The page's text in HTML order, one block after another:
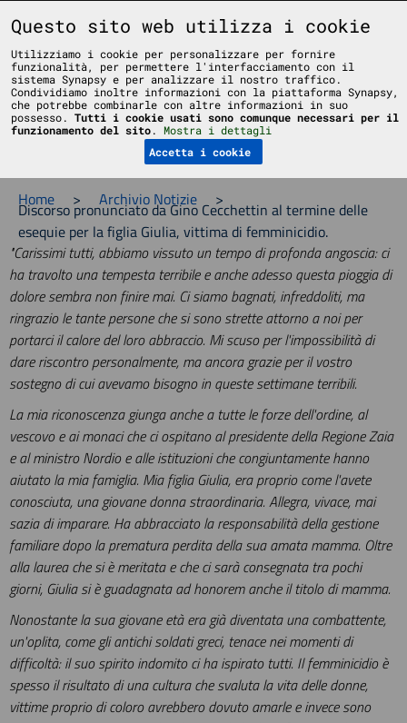
Liceo Scientifico Statale Bruno Touschek - Grottaferrata - Roma
Menu
Home > Archivio Notizie >
Discorso pronunciato da Gino Cecchettin al termine delle
esequie per la figlia Giulia, vittima di femminicidio.
"Carissimi tutti, abbiamo vissuto un tempo di profonda angoscia: ci
ha travolto una tempesta terribile e anche adesso questa pioggia di
dolore sembra non finire mai. Ci siamo bagnati, infreddoliti, ma
ringrazio le tante persone che si sono strette attorno a noi per
portarci il calore del loro abbraccio. Mi scuso per l'impossibilità di
dare riscontro personalmente, ma ancora grazie per il vostro
sostegno di cui avevamo bisogno in queste settimane terribili.
La mia riconoscenza giunga anche a tutte le forze dell'ordine, al
vescovo e ai monaci che ci ospitano al presidente della Regione Zaia
e al ministro Nordio e alle istituzioni che congiuntamente hanno
aiutato la mia famiglia. Mia figlia Giulia, era proprio come l'avete
conosciuta, una giovane donna straordinaria. Allegra, vivace, mai
sazia di imparare. Ha abbracciato la responsabilità della gestione
familiare dopo la prematura perdita della sua amata mamma. Oltre
alla laurea che si è meritata e che ci sarà consegnata tra pochi
giorni, Giulia si è guadagnata ad honorem anche il titolo di mamma.
Nonostante la sua giovane età era già diventata una combattente,
un'oplita, come gli antichi soldati greci, tenace nei momenti di
difficoltà: il suo spirito indomito ci ha ispirato tutti. Il femminicidio è
spesso il risultato di una cultura che svaluta la vita delle donne,
vittime proprio di coloro avrebbero dovuto amarle e invece sono
Questo sito web utilizza i cookie
Utilizziamo i cookie per personalizzare per fornire
funzionalità, per permettere l'interfacciamento con il
sistema Synapsy e per analizzare il nostro traffico.
Condividiamo inoltre informazioni con la piattaforma Synapsy,
che potrebbe combinarle con altre informazioni in suo
possesso. Tutti i cookie usati sono comunque necessari per il
funzionamento del sito. Mostra i dettagli
Accetta i cookie